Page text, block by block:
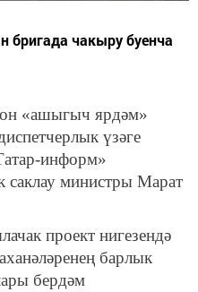
бригада чакыру буенча
«ашыгыч ярдәм»
үзәге
информ»
саклау министры Марат
проект нигезендә
барлык
бердәм